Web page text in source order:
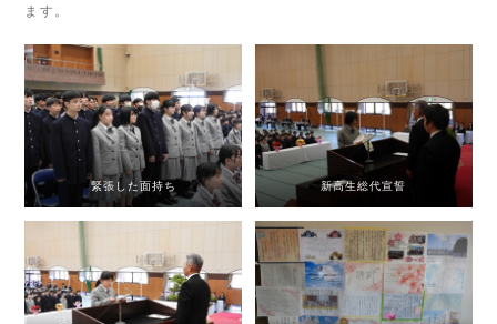
ます。
緊張した面持ち 新高生総代宣誓